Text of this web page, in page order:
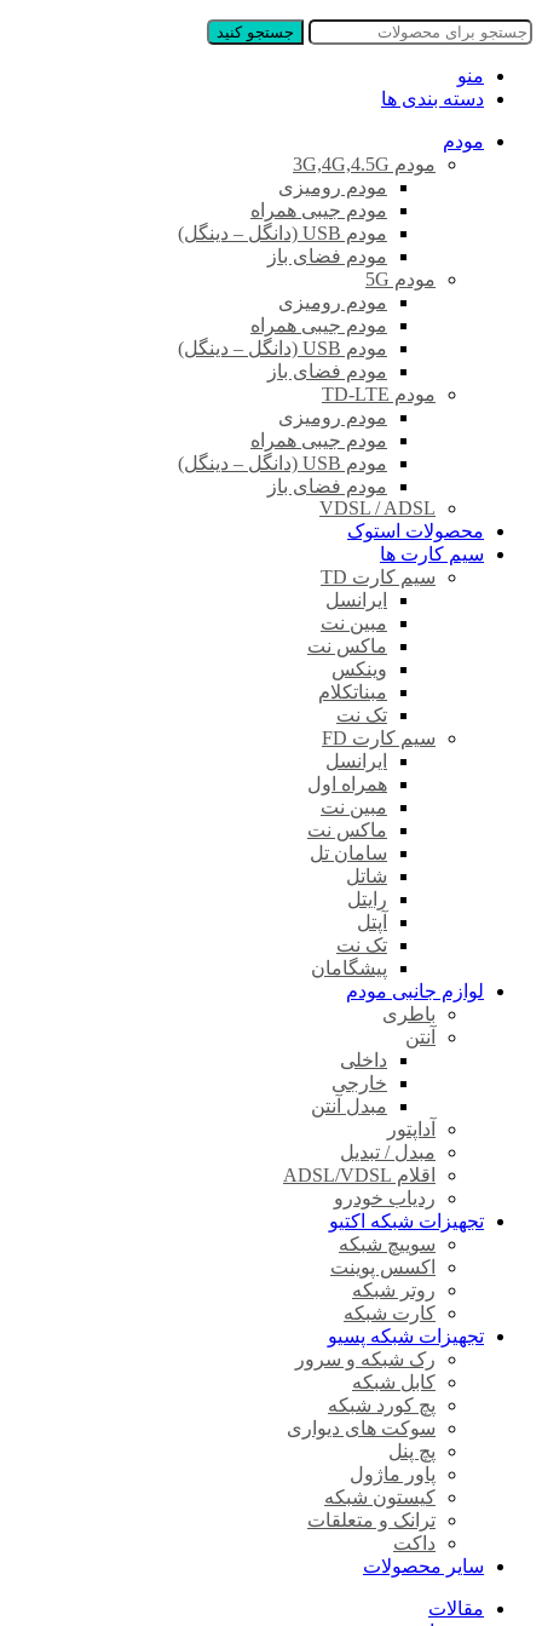
جستجو کنید
منو
دسته بندی ها
مودم
مودم 3G,4G,4.5G
مودم رومیزی
مودم جیبی همراه
مودم USB (دانگل – دینگل)
مودم فضای باز
مودم 5G
مودم رومیزی
مودم جیبی همراه
مودم USB (دانگل – دینگل)
مودم فضای باز
مودم TD-LTE
مودم رومیزی
مودم جیبی همراه
مودم USB (دانگل – دینگل)
مودم فضای باز
VDSL / ADSL
محصولات استوک
سیم کارت ها
سیم کارت TD
ایرانسل
مبین نت
ماکس نت
وینکس
مبناتکلام
تک نت
سیم کارت FD
ایرانسل
همراه اول
مبین نت
ماکس نت
سامان تل
شاتل
رایتل
آپتل
تک نت
پیشگامان
لوازم جانبی مودم
باطری
آنتن
داخلی
خارجی
مبدل آنتن
آداپتور
مبدل / تبدیل
اقلام ADSL/VDSL
ردیاب خودرو
تجهیزات شبکه اکتیو
سوییچ شبکه
اکسس پوینت
روتر شبکه
کارت شبکه
تجهیزات شبکه پسیو
رک شبکه و سرور
کابل شبکه
پچ کورد شبکه
سوکت های دیواری
پچ پنل
پاور ماژول
کیستون شبکه
ترانک و متعلقات
داکت
سایر محصولات
مقالات